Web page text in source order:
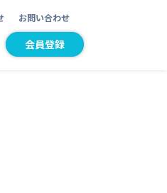
会員登録
お問い合わせ